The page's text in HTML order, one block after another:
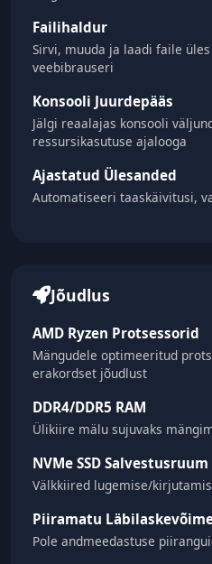
Failihaldur
Sirvi, muuda ja laadi faile
veebibrauseri
Konsooli Juurdepääs
Jälgi reaalajas konsooli
ressursikasutuse ajalooga
Ajastatud Ülesanded
Automatiseeri taaskäivitusi,
Jõudlus
AMD Ryzen Protsessorid
Mängudele optimeeritud
erakordset jõudlust
DDR4/DDR5 RAM
Ülikiire mälu sujuvaks
NVMe SSD Salvestusruum
Välkkiired lugemise/
Piiramatu
Pole andmeedastuse